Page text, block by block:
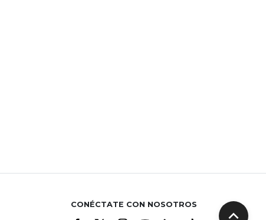
CONÉCTATE CON NOSOTROS